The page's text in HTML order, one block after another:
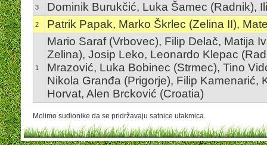
3 Dominik Burukčić, Luka Šamec (Radnik),
2 Patrik Papak, Marko Škrlec (Zelina II),
1
Mario Saraf (Vrbovec), Filip Delač, Matija
Zelina), Josip Leko, Leonardo Klepac
Mrazović, Luka Bobinec (Strmec), Tino
Nikola Granđa (Prigorje), Filip Kamenarić,
Horvat, Alen Brcković (Croatia)
Molimo sudionike da se pridržavaju satnice utakmica.